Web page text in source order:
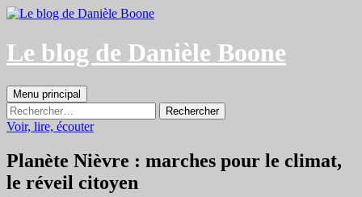
Aller
contenu
Le blog de Danièle Boone
Recherche
Menu principal
Rechercher :
Voir, lire, écouter
Planète Nièvre : marches pour le climat,
le réveil citoyen